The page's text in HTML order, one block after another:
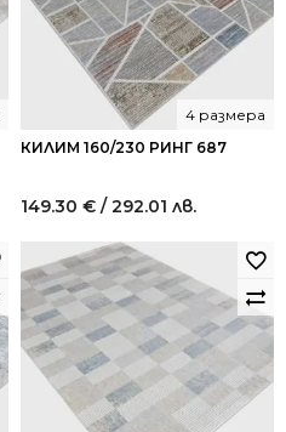
КИЛИМ 160/230 РИНГ 687
4 размера
149.30 € / 292.01 лв.